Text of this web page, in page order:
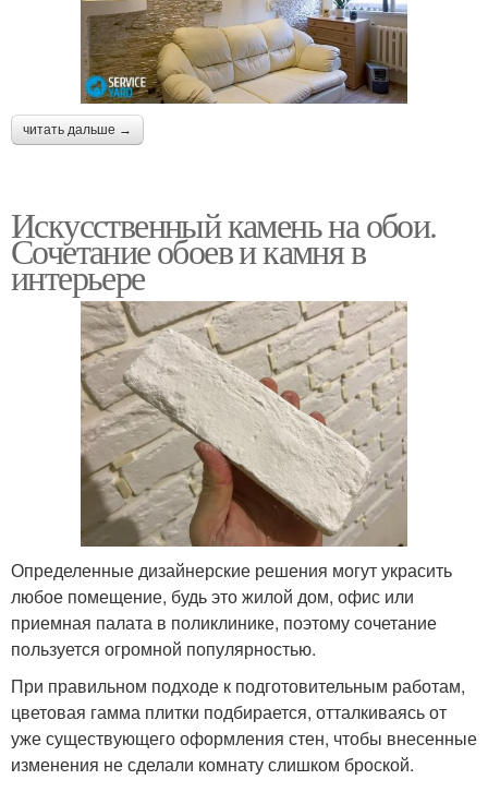
читать дальше →
Искусственный камень на обои.
Сочетание обоев и камня в
интерьере
Определенные дизайнерские решения могут украсить
любое помещение, будь это жилой дом, офис или
приемная палата в поликлинике, поэтому сочетание
пользуется огромной популярностью.
При правильном подходе к подготовительным работам,
цветовая гамма плитки подбирается, отталкиваясь от
уже существующего оформления стен, чтобы внесенные
изменения не сделали комнату слишком броской.